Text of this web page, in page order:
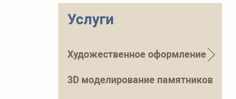
Услуги
Художественное оформление
3D моделирование памятников